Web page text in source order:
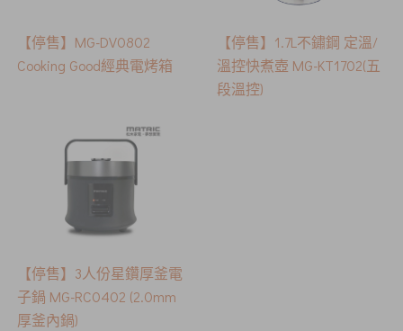
【停售】MG-DV0802
Cooking Good經典電烤箱
【停售】1.7L不鏽鋼 定溫/
溫控快煮壺 MG-KT1702(五
段溫控)
【停售】3人份星鑽厚釜電
子鍋 MG-RC0402 (2.0mm
厚釜內鍋)